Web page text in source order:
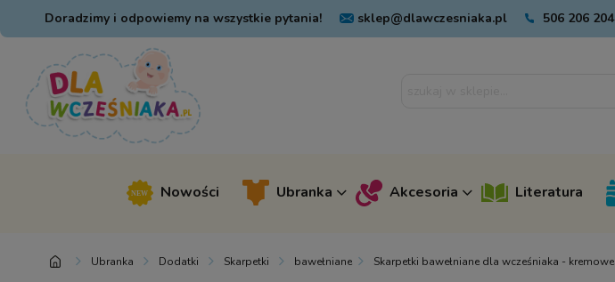
Doradzimy i odpowiemy na wszystkie pytania! sklep@dlawczesniaka.pl 506 206 204
Nowości Ubranka Akcesoria Literatura
Ubranka Dodatki Skarpetki bawełniane Skarpetki bawełniane dla wcześniaka - kremowe